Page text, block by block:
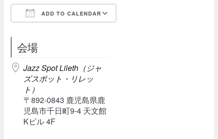
ADD TO CALENDAR
会場
Jazz Spot Lileth（ジャ
ズスポット・リレッ
ト）
〒892-0843 鹿児島県鹿
児島市千日町9-4 天文館
Kビル 4F